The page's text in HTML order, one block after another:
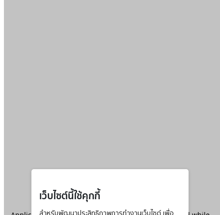
เว็บไซต์นี้ใช้คุกกี้
สำหรับพัฒนาประสิทธิภาพการทำงานเว็บไซต์ เพื่อ